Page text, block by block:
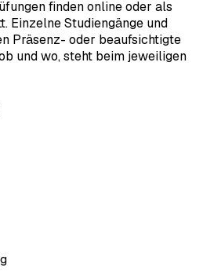
finden online oder als
Einzelne Studiengänge und
Präsenz- oder beaufsichtigte
und wo, steht beim jeweiligen